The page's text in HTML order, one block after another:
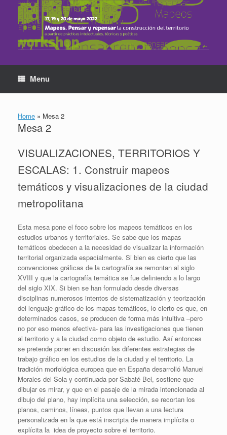
content
Menu
Home » Mesa 2
Mesa 2
VISUALIZACIONES, TERRITORIOS Y
ESCALAS: 1. Construir mapeos
temáticos y visualizaciones de la ciudad
metropolitana
Esta mesa pone el foco sobre los mapeos temáticos en los
estudios urbanos y territoriales. Se sabe que los mapas
temáticos obedecen a la necesidad de visualizar la información
territorial organizada espacialmente. Si bien es cierto que las
convenciones gráficas de la cartografía se remontan al siglo
XVIII y que la cartografía temática se fue definiendo a lo largo
del siglo XIX. Si bien se han formulado desde diversas
disciplinas numerosos intentos de sistematización y teorización
del lenguaje gráfico de los mapas temáticos, lo cierto es que, en
determinados casos, se producen de forma más intuitiva –pero
no por eso menos efectiva- para las investigaciones que tienen
al territorio y a la ciudad como objeto de estudio. Así entonces
se pretende poner en discusión las diferentes estrategias de
trabajo gráfico en los estudios de la ciudad y el territorio. La
tradición morfológica europea que en España desarrolló Manuel
Morales del Sola y continuada por Sabaté Bel, sostiene que
dibujar es mirar, y que en el pasaje de la mirada intencionada al
dibujo del plano, hay implícita una selección, se recortan los
planos, caminos, líneas, puntos que llevan a una lectura
personalizada en la que está inscripta de manera implícita o
explícita la idea de proyecto sobre el territorio.